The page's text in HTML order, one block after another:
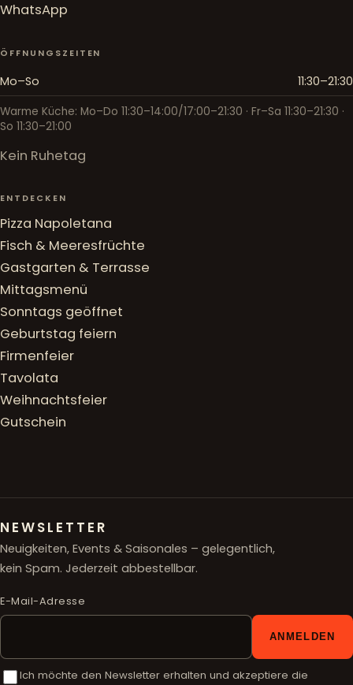
WhatsApp
ÖFFNUNGSZEITEN
Mo–So 11:30–21:30
Warme Küche: Mo–Do 11:30–14:00/17:00–21:30 · Fr–Sa 11:30–21:30 ·
So 11:30–21:00
Kein Ruhetag
ENTDECKEN
Pizza Napoletana
Fisch & Meeresfrüchte
Gastgarten & Terrasse
Mittagsmenü
Sonntags geöffnet
Geburtstag feiern
Firmenfeier
Tavolata
Weihnachtsfeier
Gutschein
NEWSLETTER
Neuigkeiten, Events & Saisonales – gelegentlich,
kein Spam. Jederzeit abbestellbar.
E-Mail-Adresse
ANMELDEN
Ich möchte den Newsletter erhalten und akzeptiere die